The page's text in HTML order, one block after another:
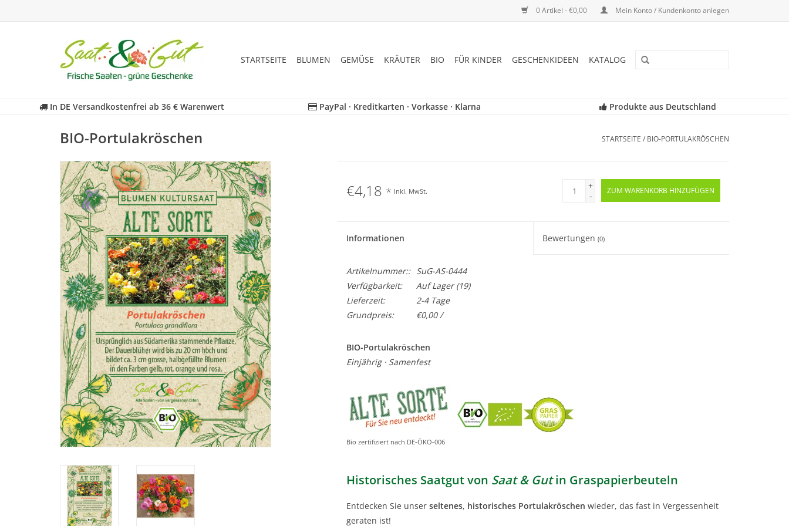
0 Artikel - €0,00 Mein Konto / Kundenkonto anlegen
STARTSEITE BLUMEN GEMÜSE KRÄUTER BIO FÜR KINDER GESCHENKIDEEN KATALOG
In DE Versandkostenfrei ab 36 € Warenwert PayPal · Kreditkarten · Vorkasse · Klarna Produkte aus Deutschland
BIO-Portulakröschen STARTSEITE / BIO-PORTULAKRÖSCHEN
€4,18 * Inkl. MwSt.
+
-
ZUM WARENKORB HINZUFÜGEN
Informationen Bewertungen(0)
Artikelnummer::
SuG-AS-0444
Verfügbarkeit:
Auf Lager(19)
Lieferzeit:
2-4 Tage
Grundpreis:
€0,00 /
BIO-Portulakröschen
Einjährig · Samenfest
Bio zertifiziert nach DE-ÖKO-006
Historisches Saatgut von Saat & Gutin Graspapierbeuteln
Entdecken Sie unser seltenes, historisches Portulakröschen wieder, das fast in Vergessenheit
geraten ist!